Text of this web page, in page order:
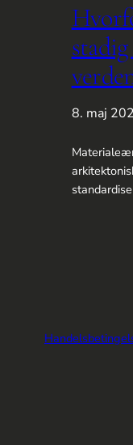
8. maj